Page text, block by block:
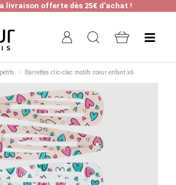
livraison offerte dès 25€ d’achat !
Barrettes clic-clac motifs cœur enfant x6